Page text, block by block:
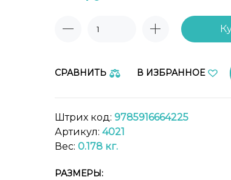
СРАВНИТЬ В ИЗБРАННОЕ
Штрих код: 9785916664225
Артикул: 4021
Вес: 0.178 кг.
РАЗМЕРЫ: